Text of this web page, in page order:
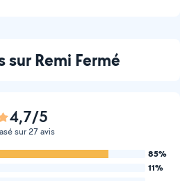
sur Remi Fermé
4,7/5
sur 27 avis
85%
11%